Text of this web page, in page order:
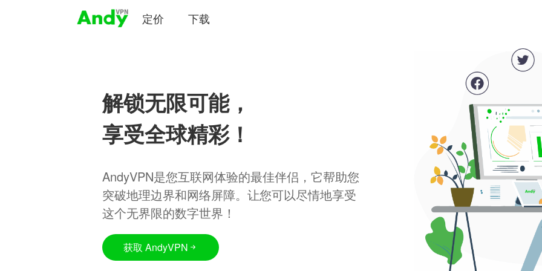
定价 下载
解锁无限可能，
享受全球精彩！
AndyVPN是您互联网体验的最佳伴侣，它帮助您
突破地理边界和网络屏障。让您可以尽情地享受
这个无界限的数字世界！
获取 AndyVPN